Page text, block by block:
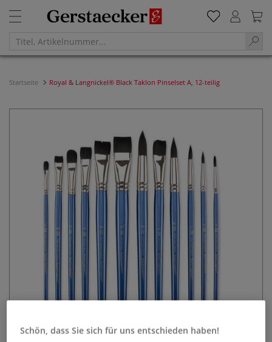
Startseite Royal & Langnickel® Black Taklon Pinselset A, 12-teilig
Schön, dass Sie sich für uns entschieden haben!